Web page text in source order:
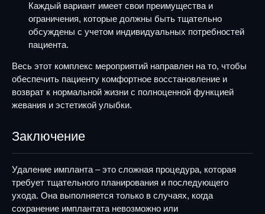
Каждый вариант имеет свои преимущества и
ограничения, которые должны быть тщательно
обсуждены с учетом индивидуальных потребностей
пациента.
Весь этот комплекс мероприятий направлен на то, чтобы
обеспечить пациенту комфортное восстановление и
возврат к нормальной жизни с полноценной функцией
жевания и эстетикой улыбки.
Заключение
Удаление импланта – это сложная процедура, которая
требует тщательного планирования и последующего
ухода. Она выполняется только в случаях, когда
сохранение имплантата невозможно или